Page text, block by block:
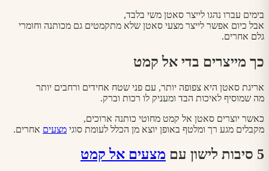
בימים עברו נהגו לייצר סאטן משי בלבד,
אבל כיום אפשר לייצר מצעי סאטן שלא מתקמטים גם מכותנה וחומרי
גלם אחרים.
כך מייצרים בדי אל קמט
אריגת סאטן היא צפופה יותר, עם פני שטח אחידים ורחבים יותר
מה שמוסיף לאיכות הבד ומעניק לו רכות וברק.
כאשר יוצרים סאטן אל קמט מחוטי כותנה ארוכים,
מקבלים מגע רך ומלטף באופן יוצא מן הכלל לעומת סוגי מצעים אחרים.
5 סיבות לישון עם מצעים אל קמט